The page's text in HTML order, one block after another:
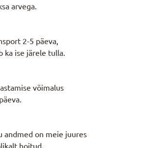
arvega.
2-5 päeva,
ka ise järele tulla.
võimalus
andmed on meie juures
hoitud.